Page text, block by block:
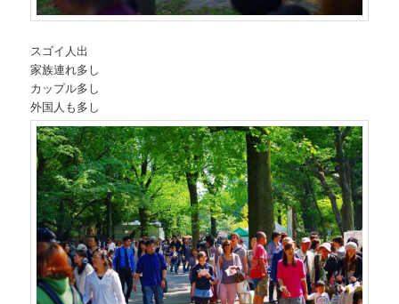
スゴイ人出
家族連れ多し
カップル多し
外国人も多し